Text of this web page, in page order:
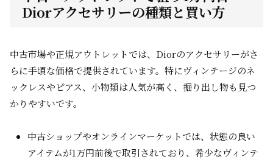
Diorアクセサリーの種類と買い方
中古市場や正規アウトレットでは、Diorのアクセサリーがさ
らに手頃な価格で提供されています。特にヴィンテージのネ
ックレスやピアス、小物類は人気が高く、掘り出し物も見つ
かりやすいです。
中古ショップやオンラインマーケットでは、状態の良い
アイテムが1万円前後で取引されており、希少なヴィンテ